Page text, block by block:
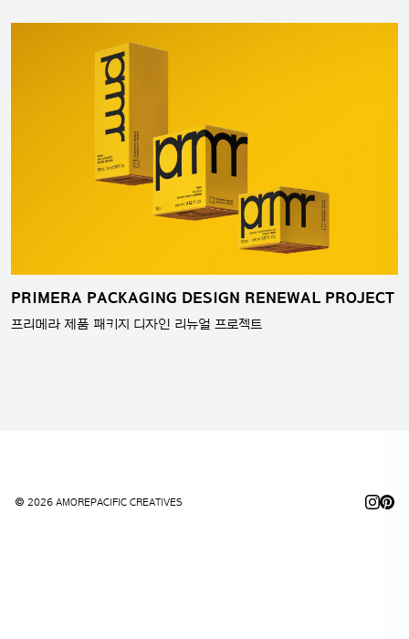
PRIMERA PACKAGING DESIGN RENEWAL PROJECT
프리메라 제품 패키지 디자인 리뉴얼 프로젝트
© 2026 AMOREPACIFIC CREATIVES